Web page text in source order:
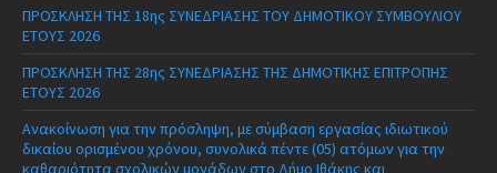
ΠΡΟΣΚΛΗΣΗ ΤΗΣ 18ης ΣΥΝΕΔΡΙΑΣΗΣ ΤΟΥ ΔΗΜΟΤΙΚΟΥ ΣΥΜΒΟΥΛΙΟΥ
ΕΤΟΥΣ 2026
ΠΡΟΣΚΛΗΣΗ ΤΗΣ 28ης ΣΥΝΕΔΡΙΑΣΗΣ ΤΗΣ ΔΗΜΟΤΙΚΗΣ ΕΠΙΤΡΟΠΗΣ
ΕΤΟΥΣ 2026
Ανακοίνωση για την πρόσληψη, με σύμβαση εργασίας ιδιωτικού
δικαίου ορισμένου χρόνου, συνολικά πέντε (05) ατόμων για την
καθαριότητα σχολικών μονάδων στο Δήμο Ιθάκης και